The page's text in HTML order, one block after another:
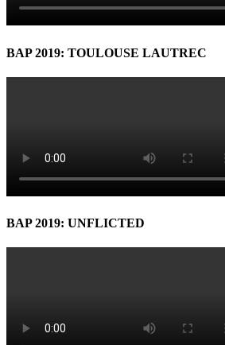
BAP 2019: TOULOUSE LAUTREC
BAP 2019: UNFLICTED